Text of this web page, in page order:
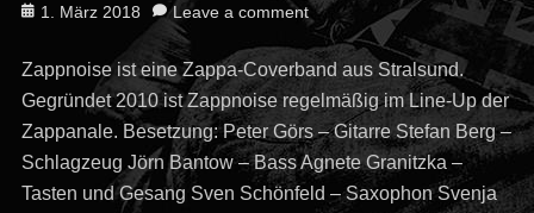
Posted
1. März 2018 Leave a comment
Zappnoise ist eine Zappa-Coverband aus Stralsund.
Gegründet 2010 ist Zappnoise regelmäßig im Line-Up der
Zappanale. Besetzung: Peter Görs – Gitarre Stefan Berg –
Schlagzeug Jörn Bantow – Bass Agnete Granitzka –
Tasten und Gesang Sven Schönfeld – Saxophon Svenja